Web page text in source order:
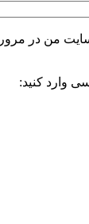
من در
وارد کنید: